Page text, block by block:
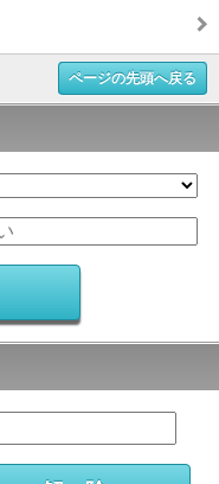
ページの先頭へ戻る